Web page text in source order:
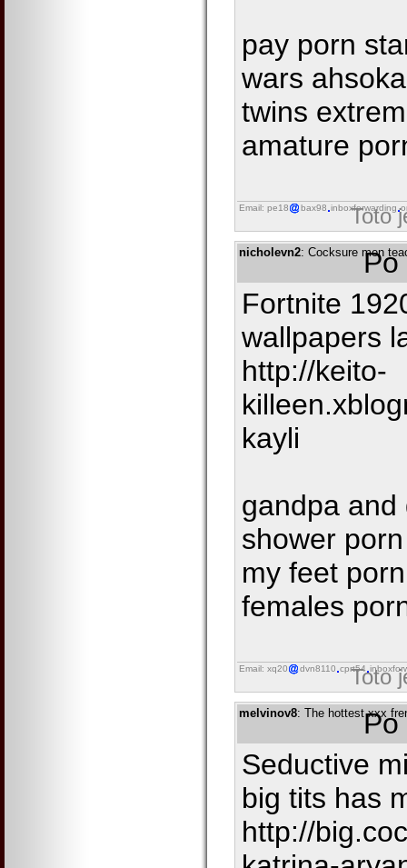
pay porn
wars
twins
amature
Email: pe18 bax98 inboxforwarding
Toto
nicholevn2: Cocksure men
Po
Fortnite
wallpapers
http://keito-
kayli
gandpa and
shower
my feet
females
Email: xq20 dvn8110 cprt54Toto
melvinov8: The hottest xxx
Po
Seductive
big tits has
http://